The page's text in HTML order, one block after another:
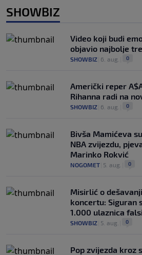
SHOWBIZ
Video koji budi
objavio najbolje
SHOWBIZ 6. aug. 0
Američki reper
Rihanna radi na
SHOWBIZ 6. aug. 0
Bivša Mamićeva
NBA zvijezdu,
Marinko Rokvić
NOGOMET 5. aug. 0
Misirlić o
koncertu: Siguran
1.000 ulaznica
SHOWBIZ 5. aug. 0
Pop zvijezda kroz